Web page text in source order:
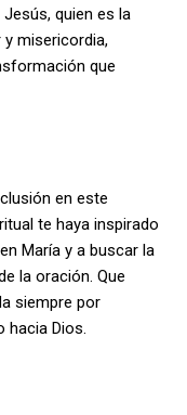
quien es la
misericordia,
que
en este
te haya inspirado
María y a buscar la
la oración. Que
siempre por
Dios.